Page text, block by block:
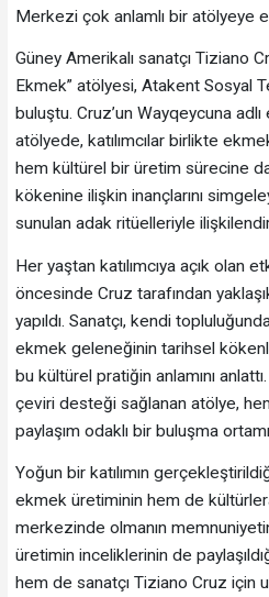
Merkezi çok anlamlı bir atölyeye
Güney Amerikalı sanatçı Tiziano
Ekmek” atölyesi, Atakent Sosyal
buluştu. Cruz’un Wayqeycuna
atölyede, katılımcılar birlikte
hem kültürel bir üretim sürecine
kökenine ilişkin inançlarını
sunulan adak ritüelleriyle
Her yaştan katılımcıya açık olan
öncesinde Cruz tarafından
yapıldı. Sanatçı, kendi
ekmek geleneğinin tarihsel
bu kültürel pratiğin anlamını
çeviri desteği sağlanan atölye,
paylaşım odaklı bir buluşma
Yoğun bir katılımın
ekmek üretiminin hem de
merkezinde olmanın
üretimin inceliklerinin de
hem de sanatçı Tiziano Cruz için